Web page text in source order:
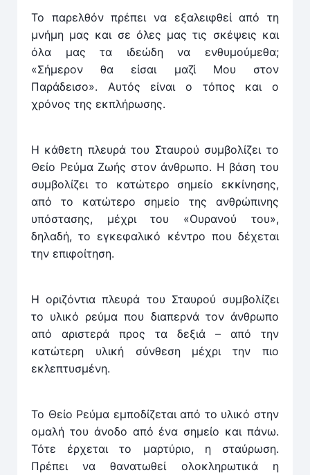
Το παρελθόν πρέπει να εξαλειφθεί από τη
μνήμη μας και σε όλες μας τις σκέψεις και
όλα μας τα ιδεώδη να ενθυμούμεθα;
«Σήμερον θα είσαι μαζί Μου στον
Παράδεισο». Αυτός είναι ο τόπος και ο
χρόνος της εκπλήρωσης.
Η κάθετη πλευρά του Σταυρού συμβολίζει το
Θείο Ρεύμα Ζωής στον άνθρωπο. Η βάση του
συμβολίζει το κατώτερο σημείο εκκίνησης,
από το κατώτερο σημείο της ανθρώπινης
υπόστασης, μέχρι του «Ουρανού του»,
δηλαδή, το εγκεφαλικό κέντρο που δέχεται
την επιφοίτηση.
Η οριζόντια πλευρά του Σταυρού συμβολίζει
το υλικό ρεύμα που διαπερνά τον άνθρωπο
από αριστερά προς τα δεξιά – από την
κατώτερη υλική σύνθεση μέχρι την πιο
εκλεπτυσμένη.
Το Θείο Ρεύμα εμποδίζεται από το υλικό στην
ομαλή του άνοδο από ένα σημείο και πάνω.
Τότε έρχεται το μαρτύριο, η σταύρωση.
Πρέπει να θανατωθεί ολοκληρωτικά η